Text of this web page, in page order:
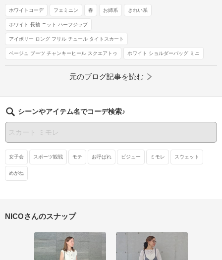
ホワイトコーデ フェミニン 春 お姉系 きれい系
ホワイト 長袖 ニット ハーフジップ
アイボリー ロング フリル チュール タイトスカート
ベージュ ブーツ チャンキーヒール スクエアトゥ ホワイト ショルダーバッグ ミニ
元のブログ記事を読む
シーンやアイテム名でコーデ検索♪
女子会 スポーツ観戦 モテ お呼ばれ ビジュー ミモレ スウェット
めがね
NICOさんのスナップ